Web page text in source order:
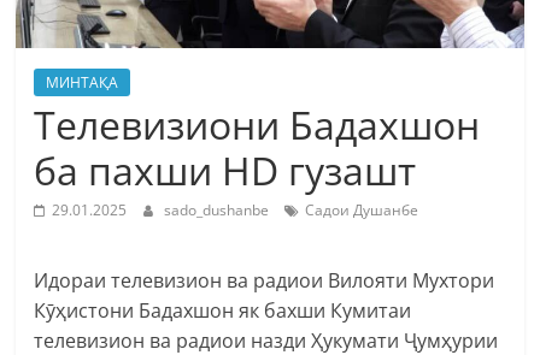
МИНТАҚА
Телевизиони Бадахшон
ба пахши HD гузашт
29.01.2025 sado_dushanbe Садои Душанбе
Идораи телевизион ва радиои Вилояти Мухтори
Кӯҳистони Бадахшон як бахши Кумитаи
телевизион ва радиои назди Ҳукумати Ҷумҳурии